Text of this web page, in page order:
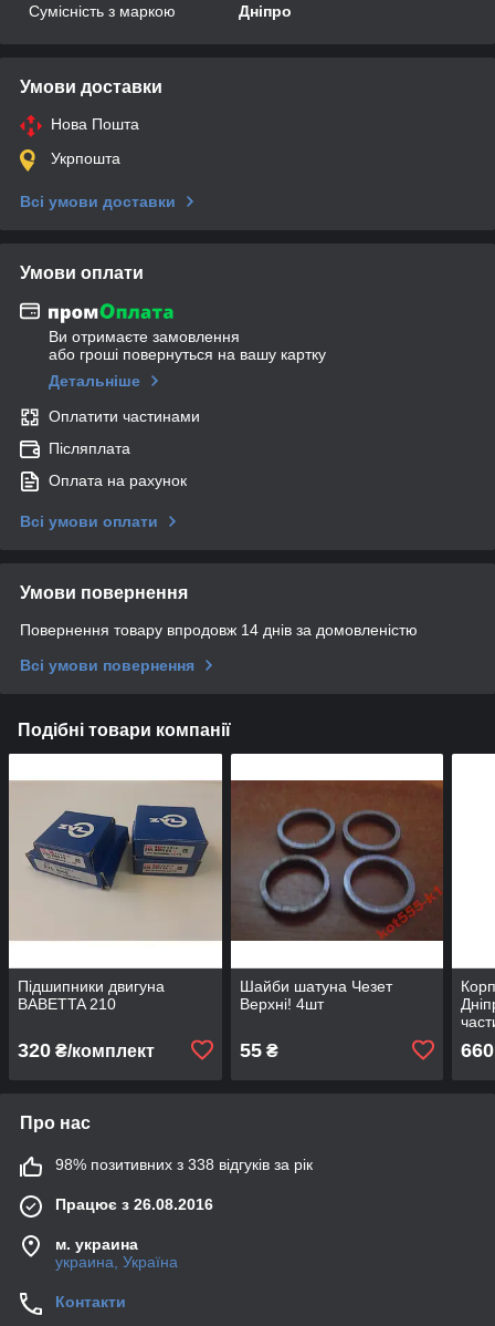
Сумісність з маркою
Дніпро
Умови доставки
Нова Пошта
Укрпошта
Всі умови доставки
Умови оплати
Ви отримаєте замовлення
або гроші повернуться на вашу картку
Детальніше
Оплатити частинами
Післяплата
Оплата на рахунок
Всі умови оплати
Умови повернення
Повернення товару впродовж 14 днів за домовленістю
Всі умови повернення
Подібні товари компанії
Підшипники двигуна
BABETTA 210
320 ₴/комплект
Шайби шатуна Чезет
Верхні! 4шт
55₴ 660
Про нас
98% позитивних з 338 відгуків за рік
Працює з 26.08.2016
м. украина
украина, Україна
Контакти